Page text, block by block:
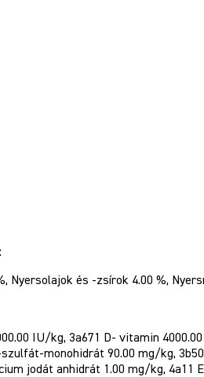
Nyersolajok és -zsírok 4.00 %,
IU/kg, 3a671 D- vitamin
szulfát-monohidrát 90.00 mg/kg,
jodát anhidrát 1.00 mg/kg, 4a11